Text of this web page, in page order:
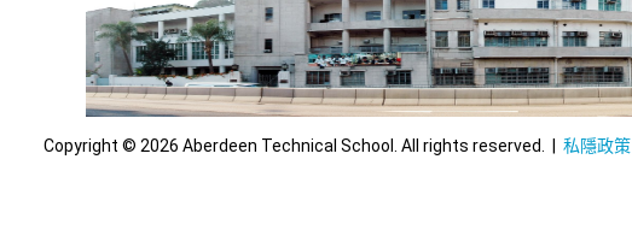
Copyright © 2026 Aberdeen Technical School. All rights reserved. | 私隱政策